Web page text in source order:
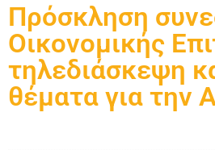
Πρόσκληση
Οικονομικής
τηλεδιάσκεψη
θέματα για την